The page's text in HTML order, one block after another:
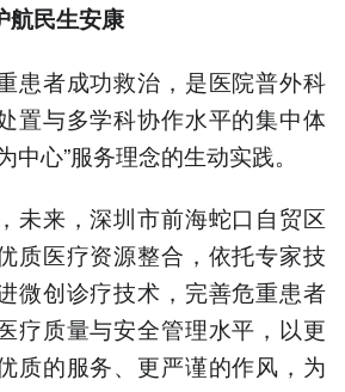
航民生安康
患者成功救治，是医院普外科
置与多学科协作水平的集中体
中心”服务理念的生动实践。
未来，深圳市前海蛇口自贸区
质医疗资源整合，依托专家技
微创诊疗技术，完善危重患者
疗质量与安全管理水平，以更
质的服务、更严谨的作风，为